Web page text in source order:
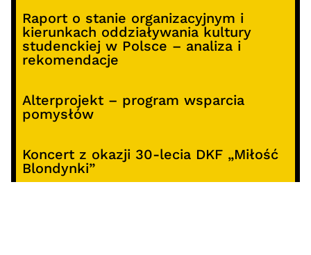
Raport o stanie organizacyjnym i
kierunkach oddziaływania kultury
studenckiej w Polsce – analiza i
rekomendacje
Alterprojekt – program wsparcia
pomysłów
Koncert z okazji 30-lecia DKF „Miłość
Blondynki”